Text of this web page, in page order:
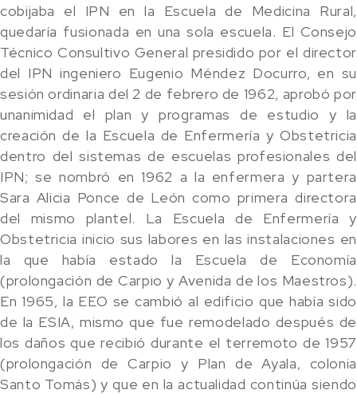
cobijaba el IPN en la Escuela de Medicina Rural,
quedaría fusionada en una sola escuela. El Consejo
Técnico Consultivo General presidido por el director
del IPN ingeniero Eugenio Méndez Docurro, en su
sesión ordinaria del 2 de febrero de 1962, aprobó por
unanimidad el plan y programas de estudio y la
creación de la Escuela de Enfermería y Obstetricia
dentro del sistemas de escuelas profesionales del
IPN; se nombró en 1962 a la enfermera y partera
Sara Alicia Ponce de León como primera directora
del mismo plantel. La Escuela de Enfermería y
Obstetricia inicio sus labores en las instalaciones en
la que había estado la Escuela de Economía
(prolongación de Carpio y Avenida de los Maestros).
En 1965, la EEO se cambió al edificio que había sido
de la ESIA, mismo que fue remodelado después de
los daños que recibió durante el terremoto de 1957
(prolongación de Carpio y Plan de Ayala, colonia
Santo Tomás) y que en la actualidad continúa siendo